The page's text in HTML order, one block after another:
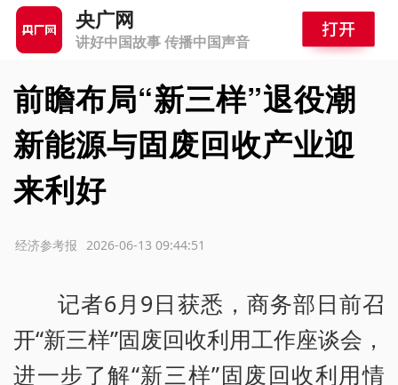
央广网
讲好中国故事 传播中国声音
前瞻布局“新三样”退役潮
新能源与固废回收产业迎
来利好
2026-06-13 09:44:51
经济参考报
记者6月9日获悉，商务部日前召
开“新三样”固废回收利用工作座谈会，
进一步了解“新三样”固废回收利用情